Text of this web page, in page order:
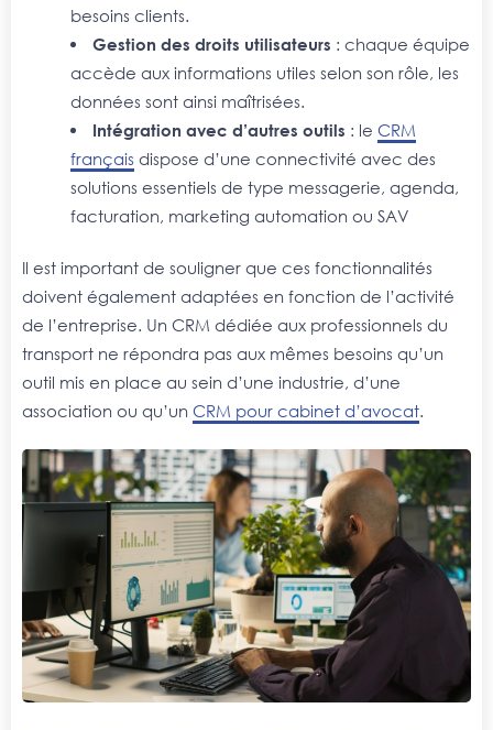
besoins clients.
Gestion des droits utilisateurs : chaque équipe
accède aux informations utiles selon son rôle, les
données sont ainsi maîtrisées.
Intégration avec d’autres outils : leCRM
français dispose d’une connectivité avec des
solutions essentiels de type messagerie, agenda,
facturation, marketing automation ou SAV
Il est important de souligner que ces fonctionnalités
doivent également adaptées en fonction de l’activité
de l’entreprise. Un CRM dédiée aux professionnels du
transport ne répondra pas aux mêmes besoins qu’un
outil mis en place au sein d’une industrie, d’une
association ou qu’un CRM pour cabinet d’avocat.